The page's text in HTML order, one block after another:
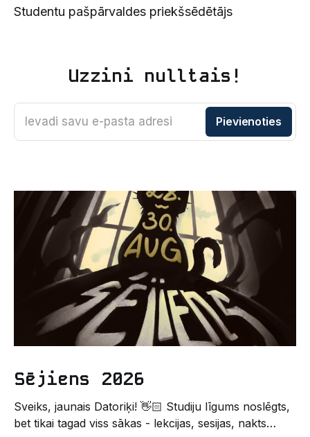
Studentu pašpārvaldes priekšsēdētājs
Uzzini nulltais!
Ievadi savu e-pasta adresi Pievienoties
Sējiens 2026
Sveiks, jaunais Datoriķi! 👋🏻 Studiju līgums noslēgts,
bet tikai tagad viss sākas - lekcijas, sesijas, nakts